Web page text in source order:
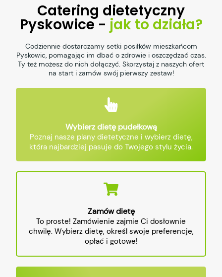
Catering dietetyczny
Pyskowice - jak to działa?
Codziennie dostarczamy setki posiłków mieszkańcom
Pyskowic, pomagając im dbać o zdrowie i oszczędzać czas.
Ty też możesz do nich dołączyć. Skorzystaj z naszych ofert
na start i zamów swój pierwszy zestaw!
Wybierz dietę pudełkową
Poznaj nasze plany dietetyczne i wybierz dietę,
która najbardziej pasuje do Twojego stylu życia.
Zamów dietę
To proste! Zamówienie zajmie Ci dosłownie
chwilę. Wybierz dietę, określ swoje preferencje,
opłać i gotowe!